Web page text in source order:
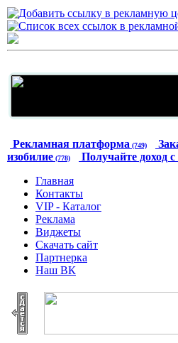
Рекламная платформа (749)
изобилие (778) Получайте доход
Главная
Контакты
VIP - Каталог
Реклама
Виджеты
Скачать сайт
Партнерка
Наш ВК